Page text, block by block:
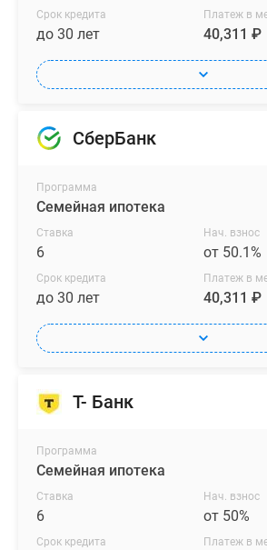
Срок кредита
до 30 лет
Платеж в
40,311 ₽
СберБанк
Программа
Семейная ипотека
Ставка
6
Нач. взнос
от 50.1%
Срок кредита
до 30 лет
Платеж в
40,311 ₽
Т- Банк
Программа
Семейная ипотека
Ставка
6
Нач. взнос
от 50%
Срок кредита Платеж в